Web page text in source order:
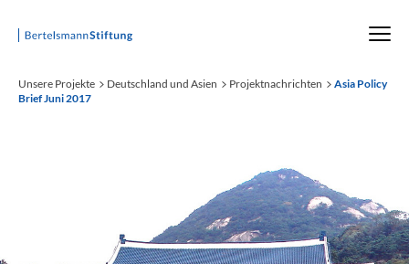
Startseite
Unsere Projekte Deutschland und Asien Projektnachrichten
Asia Policy
Brief Juni 2017